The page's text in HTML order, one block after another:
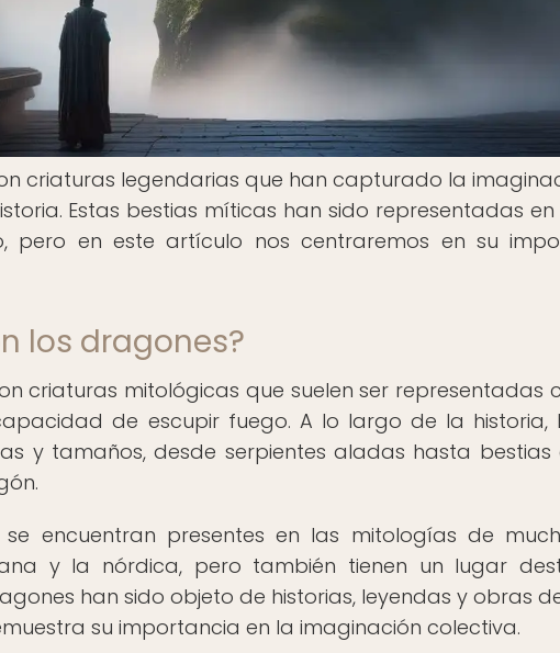
criaturas legendarias que han capturado la
Estas bestias míticas han sido representadas
pero en este artículo nos centraremos en su
los dragones?
criaturas mitológicas que suelen ser representadas
de escupir fuego. A lo largo de la historia,
y tamaños, desde serpientes aladas hasta
se encuentran presentes en las mitologías de
y la nórdica, pero también tienen un lugar
han sido objeto de historias, leyendas y obras
su importancia en la imaginación colectiva.